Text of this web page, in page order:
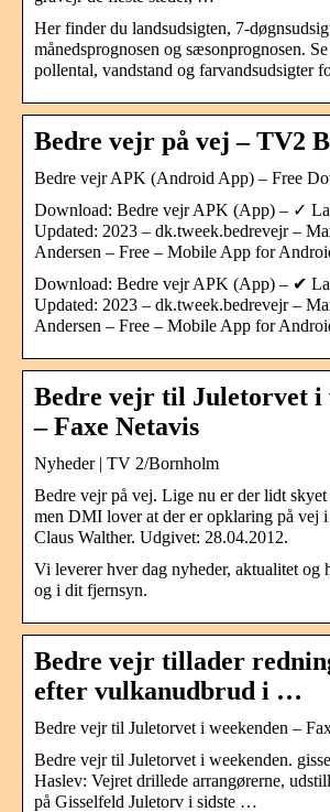
Her finder du landsudsigten, 7-
månedsprognosen og sæsonprognosen.
pollental, vandstand og farvandsudsigter
Bedre vejr på vej – TV2
Bedre vejr APK (Android App) – Free
Download: Bedre vejr APK (App) – ✓
Updated: 2023 – dk.tweek.bedrevejr –
Andersen – Free – Mobile App for
Download: Bedre vejr APK (App) – ✔
Updated: 2023 – dk.tweek.bedrevejr –
Andersen – Free – Mobile App for
Bedre vejr til Juletorvet i
– Faxe Netavis
Nyheder | TV 2/Bornholm
Bedre vejr på vej. Lige nu er der lidt
men DMI lover at der er opklaring på vej
Claus Walther. Udgivet: 28.04.2012.
Vi leverer hver dag nyheder, aktualitet og
og i dit fjernsyn.
Bedre vejr tillader
efter vulkanudbrud i …
Bedre vejr til Juletorvet i weekenden –
Bedre vejr til Juletorvet i weekenden.
Haslev: Vejret drillede arrangørerne,
på Gisselfeld Juletorv i sidste …